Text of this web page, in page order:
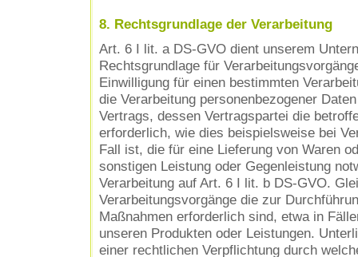
8. Rechtsgrundlage der Verarbeitung
Art. 6 I lit. a DS-GVO dient unserem
Rechtsgrundlage für
Einwilligung für einen bestimmten
die Verarbeitung personenbezogener
Vertrags, dessen Vertragspartei die
erforderlich, wie dies beispielsweise bei
Fall ist, die für eine Lieferung von Waren
sonstigen Leistung oder Gegenleistung
Verarbeitung auf Art. 6 I lit. b DS-GVO.
Verarbeitungsvorgänge die zur
Maßnahmen erforderlich sind, etwa in
unseren Produkten oder Leistungen.
einer rechtlichen Verpflichtung durch